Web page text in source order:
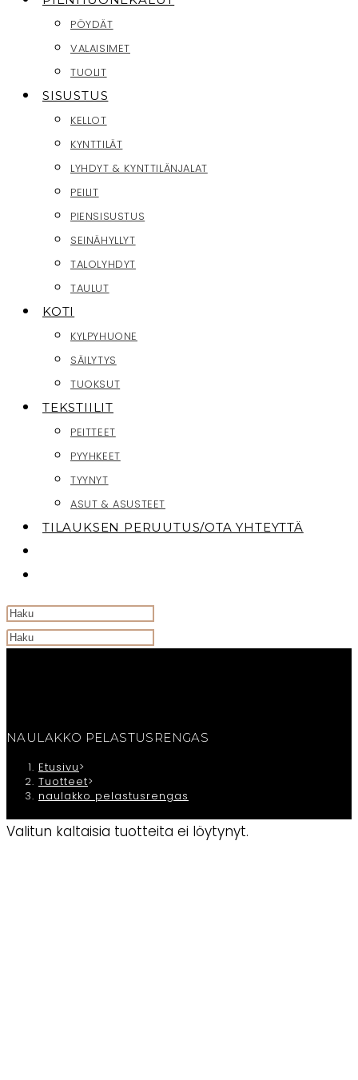
PÖYDÄT
VALAISIMET
TUOLIT
SISUSTUS
KELLOT
KYNTTILÄT
LYHDYT & KYNTTILÄNJALAT
PEILIT
PIENSISUSTUS
SEINÄHYLLYT
TALOLYHDYT
TAULUT
KOTI
KYLPYHUONE
SÄILYTYS
TUOKSUT
TEKSTIILIT
PEITTEET
PYYHKEET
TYYNYT
ASUT & ASUSTEET
TILAUKSEN PERUUTUS/OTA YHTEYTTÄ
Search
NAULAKKO PELASTUSRENGAS
Etusivu>
Tuotteet>
naulakko pelastusrengas
Valitun kaltaisia tuotteita ei löytynyt.